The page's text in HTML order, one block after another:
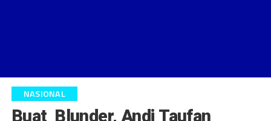
NASIONAL
Buat Blunder, Andi Taufan